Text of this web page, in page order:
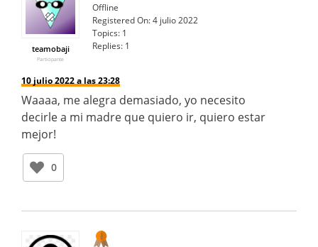
teamobaji
Participante
Offline
Registered On:4 julio 2022
Topics: 1
Replies: 1
10 julio 2022 a las 23:28
Waaaa, me alegra demasiado, yo necesito
decirle a mi madre que quiero ir, quiero estar
mejor!
0